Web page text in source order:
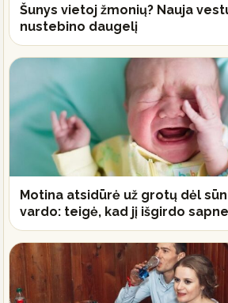
Šunys vietoj žmonių? Nauja
nustebino daugelį
Motina atsidūrė už grotų dėl
vardo: teigė, kad jį išgirdo sapne